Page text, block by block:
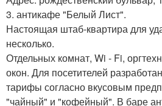
3. антикафе "Белый Лист".
Настоящая штаб-квартира для
несколько.
Отдельных комнат, Wi - Fi,
окон. Для посетителей
тарифы согласно вкусовым
"чайный" и "кофейный". В баре